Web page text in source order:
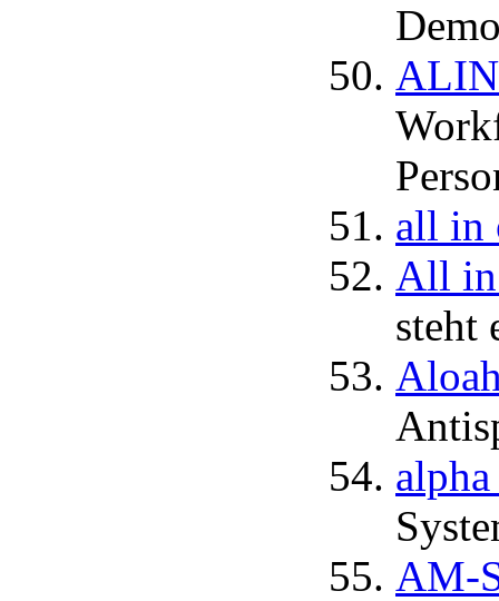
all in
All in
steht
AM-